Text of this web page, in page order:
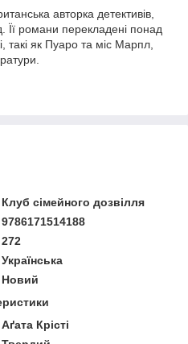
авторка детективів,
Її романи перекладені понад
такі як Пуаро та міс Марпл,
Клуб сімейного дозвілля
9786171514188
272
Українська
Новий
Аґата Крісті